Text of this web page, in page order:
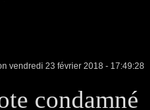
vendredi 23 février 2018 - 17:49:28
condamné